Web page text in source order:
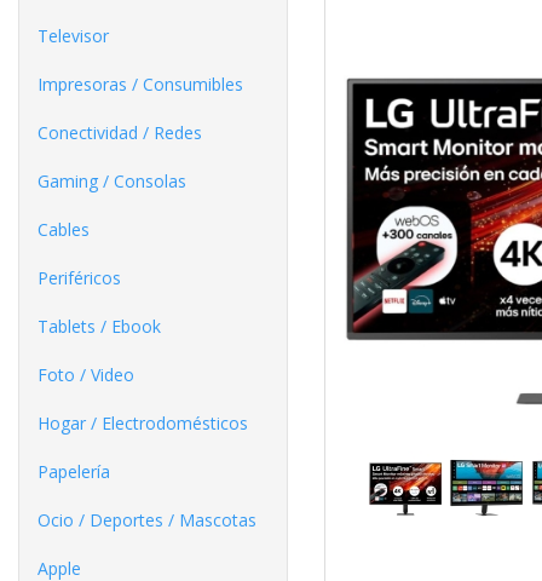
Televisor
Impresoras / Consumibles
Conectividad / Redes
Gaming / Consolas
Cables
Periféricos
Tablets / Ebook
Foto / Video
Hogar / Electrodomésticos
Papelería
Ocio / Deportes / Mascotas
Apple